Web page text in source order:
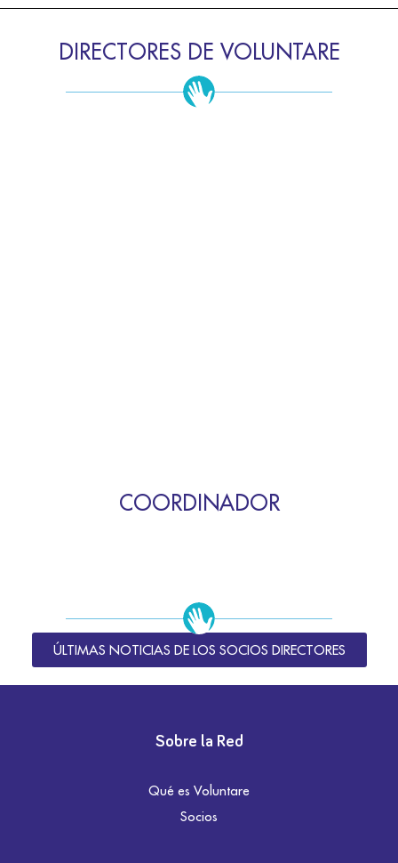
DIRECTORES DE VOLUNTARE
COORDINADOR
ÚLTIMAS NOTICIAS DE LOS SOCIOS DIRECTORES
Sobre la Red
Qué es Voluntare
Socios